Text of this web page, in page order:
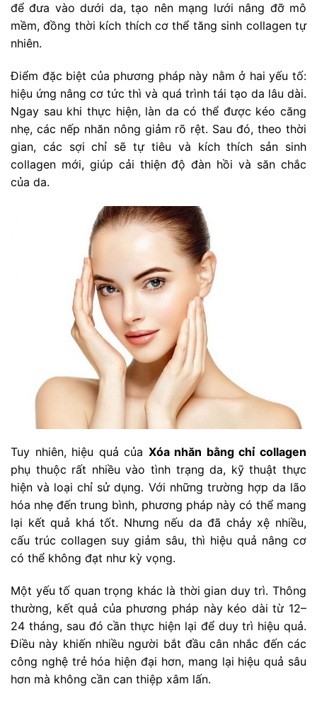
để đưa vào dưới da, tạo nên mạng lưới nâng đỡ mô
mềm, đồng thời kích thích cơ thể tăng sinh collagen tự
nhiên.
Điểm đặc biệt của phương pháp này nằm ở hai yếu tố:
hiệu ứng nâng cơ tức thì và quá trình tái tạo da lâu dài.
Ngay sau khi thực hiện, làn da có thể được kéo căng
nhẹ, các nếp nhăn nông giảm rõ rệt. Sau đó, theo thời
gian, các sợi chỉ sẽ tự tiêu và kích thích sản sinh
collagen mới, giúp cải thiện độ đàn hồi và săn chắc
của da.
Tuy nhiên, hiệu quả của Xóa nhăn bằng chỉ collagen
phụ thuộc rất nhiều vào tình trạng da, kỹ thuật thực
hiện và loại chỉ sử dụng. Với những trường hợp da lão
hóa nhẹ đến trung bình, phương pháp này có thể mang
lại kết quả khá tốt. Nhưng nếu da đã chảy xệ nhiều,
cấu trúc collagen suy giảm sâu, thì hiệu quả nâng cơ
có thể không đạt như kỳ vọng.
Một yếu tố quan trọng khác là thời gian duy trì. Thông
thường, kết quả của phương pháp này kéo dài từ 12–
24 tháng, sau đó cần thực hiện lại để duy trì hiệu quả.
Điều này khiến nhiều người bắt đầu cân nhắc đến các
công nghệ trẻ hóa hiện đại hơn, mang lại hiệu quả sâu
hơn mà không cần can thiệp xâm lấn.